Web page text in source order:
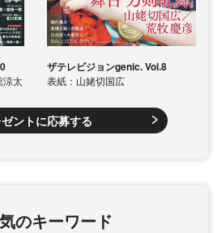
涼太
ザテレビジョンgenic. Vol.8
表紙：山姥切国広
ントに応募する
のキーワード